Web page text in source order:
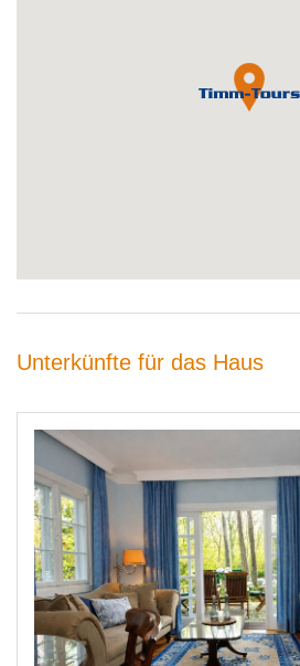
Unterkünfte für das Haus